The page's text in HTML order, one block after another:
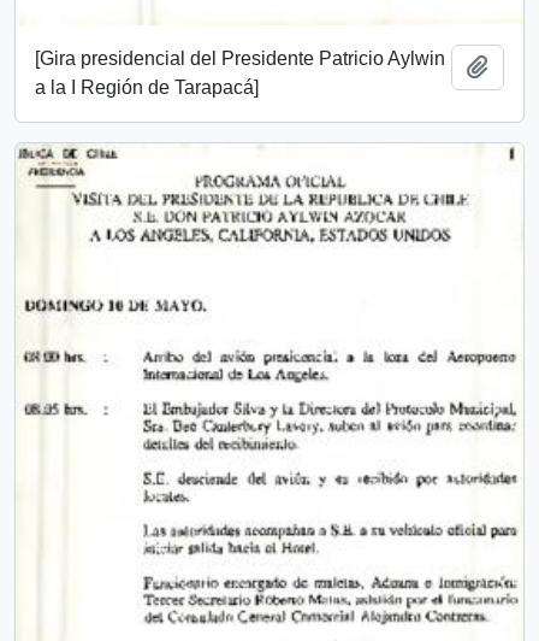
[Gira presidencial del Presidente Patricio Aylwin
a la I Región de Tarapacá]